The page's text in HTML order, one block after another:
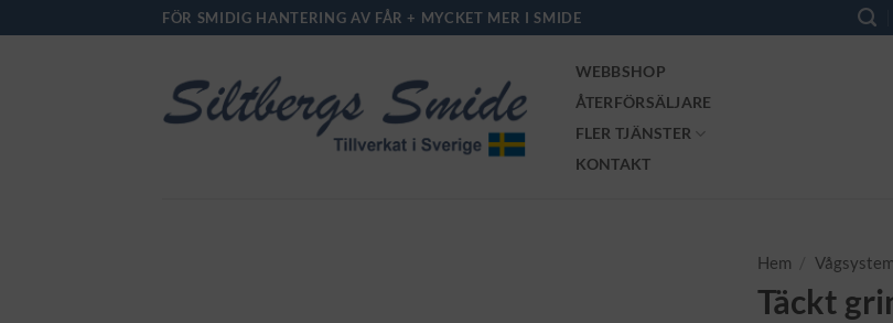
FÖR SMIDIG HANTERING AV FÅR + MYCKET MER I SMIDE
WEBBSHOP
ÅTERFÖRSÄLJARE
FLER TJÄNSTER
KONTAKT
Hem Vågsystem
Täckt